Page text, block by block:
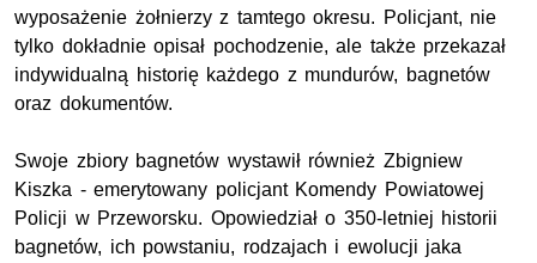
wyposażenie żołnierzy z tamtego okresu. Policjant, nie
tylko dokładnie opisał pochodzenie, ale także przekazał
indywidualną historię każdego z mundurów, bagnetów
oraz dokumentów.
Swoje zbiory bagnetów wystawił również Zbigniew
Kiszka - emerytowany policjant Komendy Powiatowej
Policji w Przeworsku. Opowiedział o 350-letniej historii
bagnetów, ich powstaniu, rodzajach i ewolucji jaka